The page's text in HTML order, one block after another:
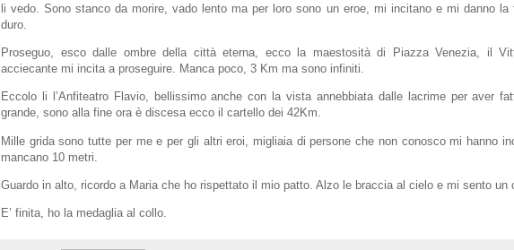
li vedo. Sono stanco da morire, vado lento ma per loro sono un eroe, mi incitano e mi danno la
duro.
Proseguo, esco dalle ombre della città eterna, ecco la maestosità di Piazza Venezia, il
acciecante mi incita a proseguire. Manca poco, 3 Km ma sono infiniti.
Eccolo li l’Anfiteatro Flavio, bellissimo anche con la vista annebbiata dalle lacrime per aver
grande, sono alla fine ora è discesa ecco il cartello dei 42Km.
Mille grida sono tutte per me e per gli altri eroi, migliaia di persone che non conosco mi hanno
mancano 10 metri.
Guardo in alto, ricordo a Maria che ho rispettato il mio patto. Alzo le braccia al cielo e mi sento un
E’ finita, ho la medaglia al collo.